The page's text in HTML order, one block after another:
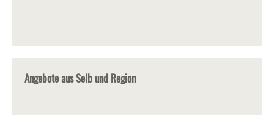
Angebote aus Selb und Region